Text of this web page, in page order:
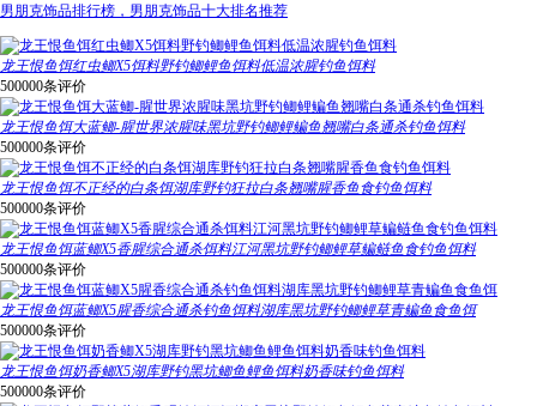
男朋克饰品排行榜，男朋克饰品十大排名推荐
龙王恨鱼饵红虫鲫X5饵料野钓鲫鲤鱼饵料低温浓腥钓鱼饵料
500000条评价
龙王恨鱼饵大蓝鲫-腥世界浓腥味黑坑野钓鲫鲤鳊鱼翘嘴白条通杀钓鱼饵料
500000条评价
龙王恨鱼饵不正经的白条饵湖库野钓狂拉白条翘嘴腥香鱼食钓鱼饵料
500000条评价
龙王恨鱼饵蓝鲫X5香腥综合通杀饵料江河黑坑野钓鲫鲤草鳊鲢鱼食钓鱼饵料
500000条评价
龙王恨鱼饵蓝鲫X5腥香综合通杀钓鱼饵料湖库黑坑野钓鲫鲤草青鳊鱼食鱼饵
500000条评价
龙王恨鱼饵奶香鲫X5湖库野钓黑坑鲫鱼鲤鱼饵料奶香味钓鱼饵料
500000条评价